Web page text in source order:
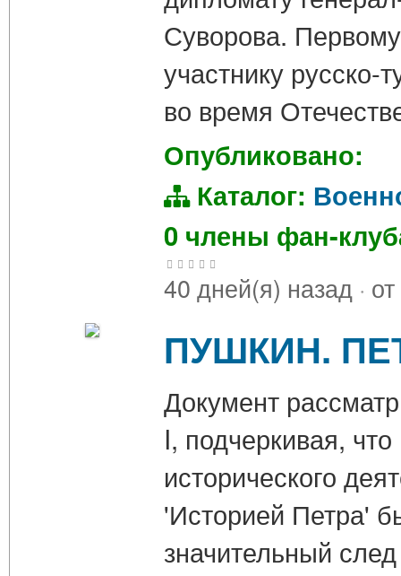
Суворова.
участнику
во время
Опубликовано:
Каталог:
0 члены фан-
40 дней(я) назад · от
ПУШКИН.
Документ
I, подчеркивая,
исторического
'Историей Петра'
значительный